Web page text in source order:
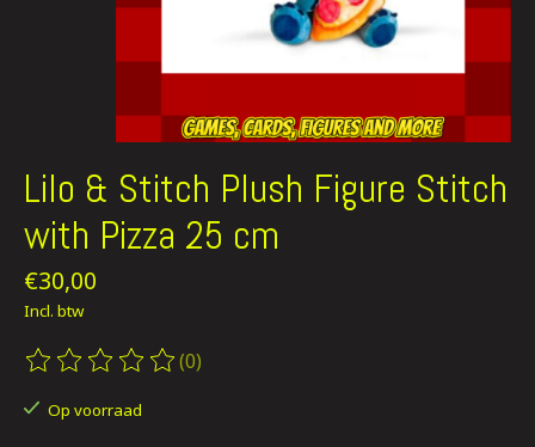
Lilo & Stitch Plush Figure Stitch
with Pizza 25 cm
€30,00
Incl. btw
De beoordeling van dit product is
(0)
Op voorraad